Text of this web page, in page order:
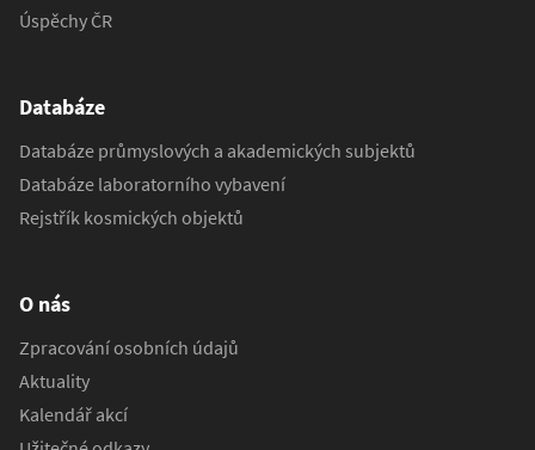
Úspěchy ČR
Databáze
Databáze průmyslových a akademických subjektů
Databáze laboratorního vybavení
Rejstřík kosmických objektů
O nás
Zpracování osobních údajů
Aktuality
Kalendář akcí